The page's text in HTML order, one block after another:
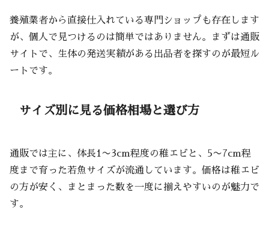
養殖業者から直接仕入れている専門ショップも存在します
が、個人で見つけるのは簡単ではありません。まずは通販
サイトで、生体の発送実績がある出品者を探すのが最短ル
ートです。
サイズ別に見る価格相場と選び方
通販では主に、体長1〜3cm程度の稚エビと、5〜7cm程
度まで育った若魚サイズが流通しています。価格は稚エビ
の方が安く、まとまった数を一度に揃えやすいのが魅力で
す。